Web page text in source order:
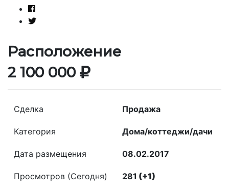
Расположение
2 100 000
Сделка Продажа
Категория Дома/коттеджи/дачи
Дата размещения 08.02.2017
Просмотров (Сегодня) 281 (+1)